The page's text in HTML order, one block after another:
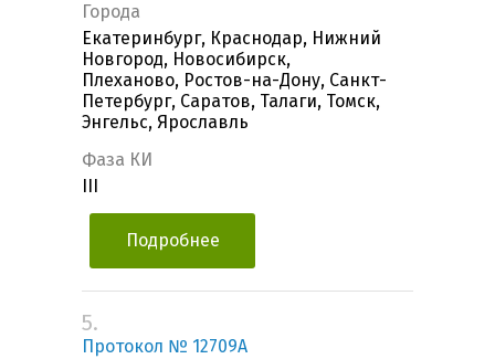
Города
Екатеринбург, Краснодар, Нижний
Новгород, Новосибирск,
Плеханово, Ростов-на-Дону, Санкт-
Петербург, Саратов, Талаги, Томск,
Энгельс, Ярославль
Фаза КИ
Подробнее
5.
Протокол № 12709А